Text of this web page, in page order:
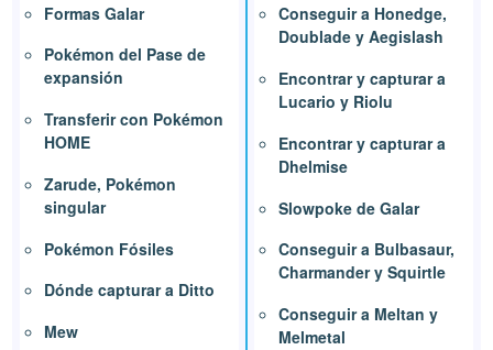
Formas Galar
Pokémon del Pase de
expansión
Transferir con Pokémon
HOME
Zarude, Pokémon
singular
Pokémon Fósiles
Dónde capturar a Ditto
Mew
Conseguir a Honedge,
Doublade y Aegislash
Encontrar y capturar a
Lucario y Riolu
Encontrar y capturar a
Dhelmise
Slowpoke de Galar
Conseguir a Bulbasaur,
Charmander y Squirtle
Conseguir a Meltan y
Melmetal